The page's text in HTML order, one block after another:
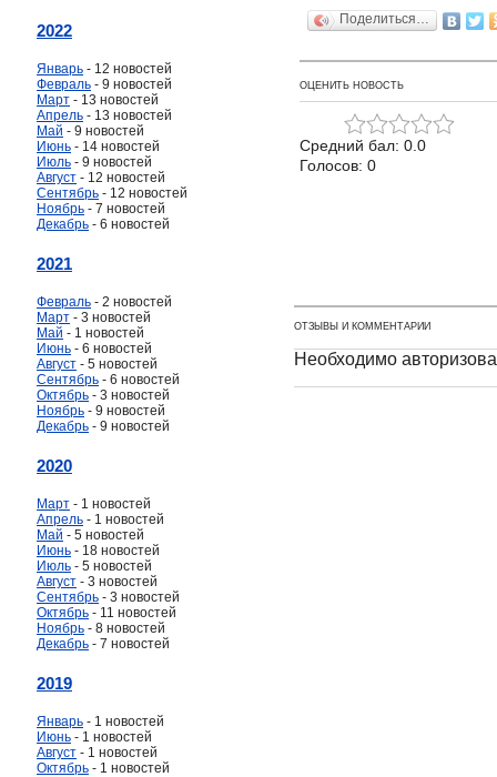
2022
Январь - 12 новостей
Февраль - 9 новостей
Март - 13 новостей
Апрель - 13 новостей
Май - 9 новостей
Июнь - 14 новостей
Июль - 9 новостей
Август - 12 новостей
Сентябрь - 12 новостей
Ноябрь - 7 новостей
Декабрь - 6 новостей
2021
Февраль - 2 новостей
Март - 3 новостей
Май - 1 новостей
Июнь - 6 новостей
Август - 5 новостей
Сентябрь - 6 новостей
Октябрь - 3 новостей
Ноябрь - 9 новостей
Декабрь - 9 новостей
2020
Март - 1 новостей
Апрель - 1 новостей
Май - 5 новостей
Июнь - 18 новостей
Июль - 5 новостей
Август - 3 новостей
Сентябрь - 3 новостей
Октябрь - 11 новостей
Ноябрь - 8 новостей
Декабрь - 7 новостей
2019
Январь - 1 новостей
Июнь - 1 новостей
Август - 1 новостей
Октябрь - 1 новостей
Поделиться…
ОЦЕНИТЬ НОВОСТЬ
Средний бал: 0.0
Голосов: 0
ОТЗЫВЫ И КОММЕНТАРИИ
Необходимо